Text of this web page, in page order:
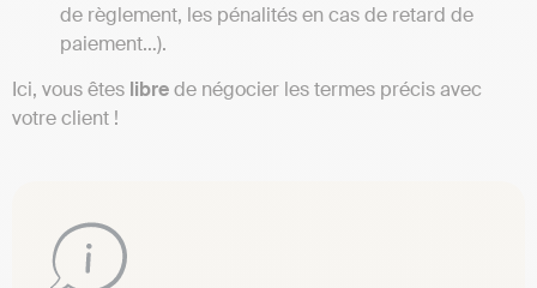
de règlement, les pénalités en cas de retard de
paiement…).
Ici, vous êtes librede négocier les termes précis avec
votre client !